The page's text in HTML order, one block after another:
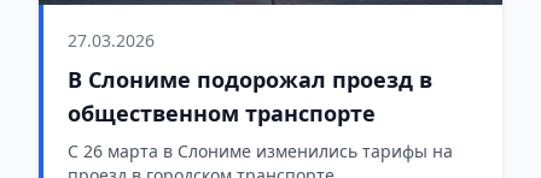
27.03.2026
В Слониме подорожал проезд в
общественном транспорте
С 26 марта в Слониме изменились тарифы на